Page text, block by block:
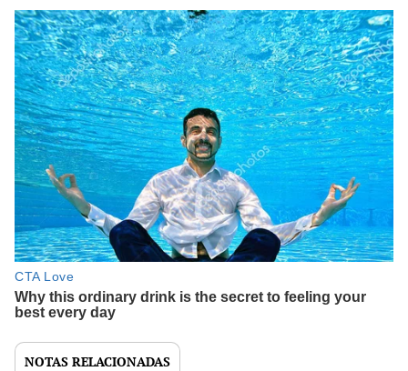
NOTAS RELACIONADAS